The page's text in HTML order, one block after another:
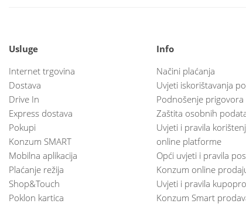
Usluge
Internet trgovina
Dostava
Drive In
Express dostava
Pokupi
Konzum SMART
Mobilna aplikacija
Plaćanje režija
Shop&Touch
Poklon kartica
Info
Načini plaćanja
Uvjeti iskorištavanja
Podnošenje prigovora
Zaštita osobnih
Uvjeti i pravila
online platforme
Opći uvjeti i pravila
Konzum online
Uvjeti i pravila
Konzum Smart